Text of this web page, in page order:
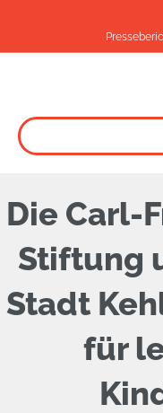
Die Carl-
Stiftung
Stadt
für